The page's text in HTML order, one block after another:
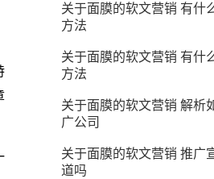
关于面膜的软文营销 有什
方法
关于面膜的软文营销 有什
方法
关于面膜的软文营销 解析
广公司
关于面膜的软文营销 推广
道吗